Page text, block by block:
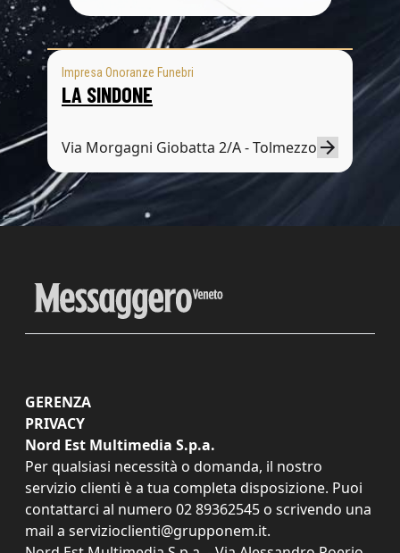
Impresa Onoranze Funebri
LA SINDONE
Via Morgagni Giobatta 2/A - Tolmezzo
GERENZA
PRIVACY
Nord Est Multimedia S.p.a.
Per qualsiasi necessità o domanda, il nostro
servizio clienti è a tua completa disposizione. Puoi
contattarci al numero 02 89362545 o scrivendo una
mail a servizioclienti@grupponem.it.